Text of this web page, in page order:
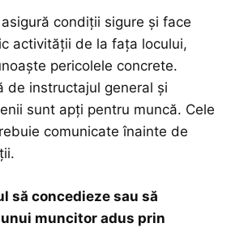
condiții sigure și face
activității de la fața locului,
pericolele concrete.
de instructajul general și
sunt apți pentru muncă. Cele
comunicate înainte de
să concedieze sau să
muncitor adus prin